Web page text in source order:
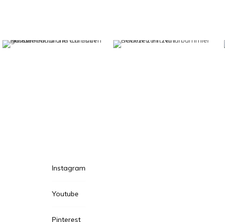
Instagram
Youtube
Pinterest